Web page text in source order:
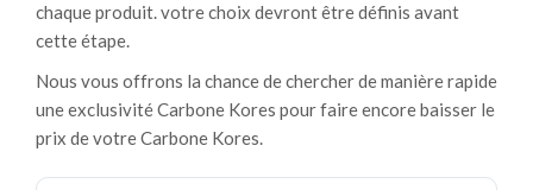
chaque produit. votre choix devront être définis avant
cette étape.
Nous vous offrons la chance de chercher de manière rapide
une exclusivité Carbone Kores pour faire encore baisser le
prix de votre Carbone Kores.